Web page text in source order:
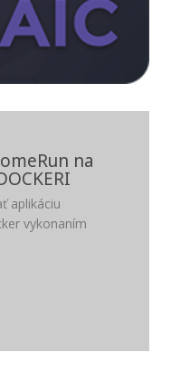
na
aplikáciu
vykonaním